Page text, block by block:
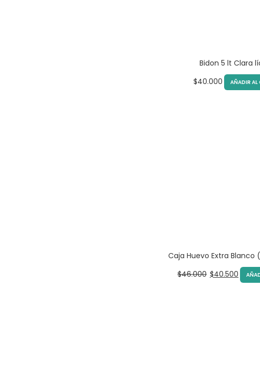
Bidon 5 lt Clara
$40.000 AÑADIR AL
Caja Huevo Extra Blanco
$46.000 Original
$40.500
price